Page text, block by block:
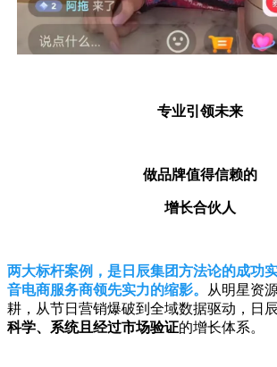
专业引领未来
做品牌值得信赖的
增长合伙人
两大标杆案例，是日辰集团方法论的成功
音电商服务商领先实力的缩影。
从明星资
耕，从节日营销爆破到全域数据驱动，日
科学、系统且经过市场验证的增长体系。